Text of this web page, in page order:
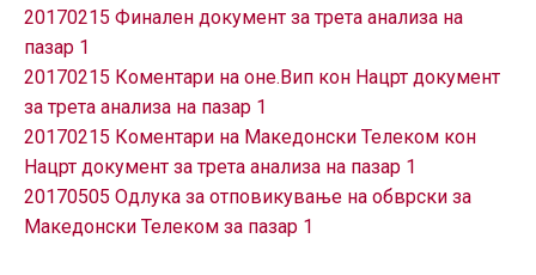
ЈАВНИ
НАБАВКИ
20170215 Финален документ за трета анализа на
пазар 1
20170215 Коментари на оне.Вип кон Нацрт документ
за трета анализа на пазар 1
20170215 Коментари на Македонски Телеком кон
Нацрт документ за трета анализа на пазар 1
20170505 Одлука за отповикување на обврски за
Македонски Телеком за пазар 1